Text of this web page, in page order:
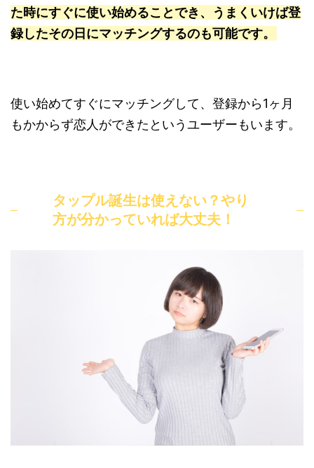
た時にすぐに使い始めることでき、うまくいけば登
録したその日にマッチングするのも可能です。
使い始めてすぐにマッチングして、登録から1ヶ月
もかからず恋人ができたというユーザーもいます。
タップル誕生は使えない？やり
方が分かっていれば大丈夫！